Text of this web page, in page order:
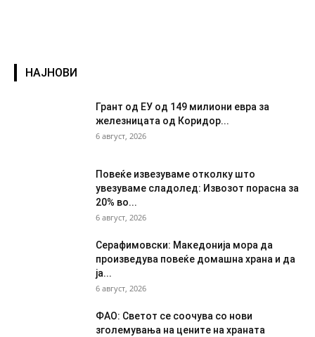
НАЈНОВИ
Грант од ЕУ од 149 милиони евра за
железницата од Коридор...
6 август, 2026
Повеќе извезуваме отколку што
увезуваме сладолед: Извозот порасна за
20% во...
6 август, 2026
Серафимовски: Македонија мора да
произведува повеќе домашна храна и да
ја...
6 август, 2026
ФАО: Светот се соочува со нови
зголемувања на цените на храната